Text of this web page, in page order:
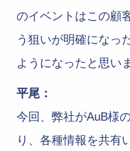
のイベントはこの顧
う狙いが明確になっ
ようになったと思い
平尾：
今回、弊社がAuB様
り、各種情報を共有